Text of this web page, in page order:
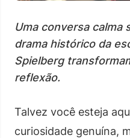
Uma conversa calma
drama histórico da
Spielberg
reflexão.
Talvez você esteja
curiosidade genuína,